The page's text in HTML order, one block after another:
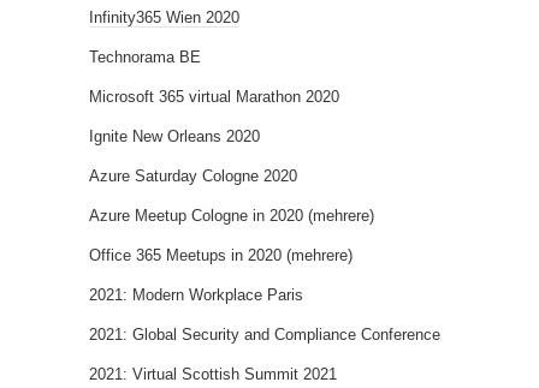
Infinity365 Wien 2020
Technorama BE
Microsoft 365 virtual Marathon 2020
Ignite New Orleans 2020
Azure Saturday Cologne 2020
Azure Meetup Cologne in 2020 (mehrere)
Office 365 Meetups in 2020 (mehrere)
2021: Modern Workplace Paris
2021: Global Security and Compliance Conference
2021: Virtual Scottish Summit 2021